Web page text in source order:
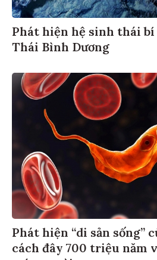
Phát hiện hệ sinh thái bí
Thái Bình Dương
Phát hiện “di sản sống”
cách đây 700 triệu năm